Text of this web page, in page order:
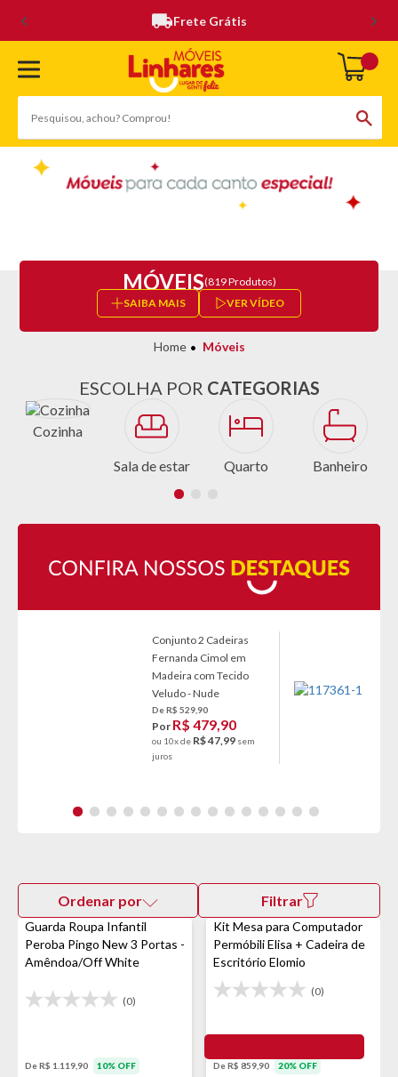
Frete Grátis
MÓVEIS(819 Produtos)
SAIBA MAIS
VER VÍDEO
Móveis
ESCOLHA POR CATEGORIAS
Cozinha
Sala de estar Quarto Banheiro
Conjunto 2 Cadeiras
Fernanda Cimol em
Madeira com Tecido
Veludo - Nude
De R$ 529,90
Por R$ 479,90
ou 10x de R$ 47,99 sem
juros
Ordenar por Filtrar
Guarda Roupa Infantil
Peroba Pingo New 3 Portas -
Amêndoa/Off White
(0)
De R$ 1.119,90 10% OFF
Kit Mesa para Computador
Permóbili Elisa + Cadeira de
Escritório Elomio
(0)
De R$ 859,90 20% OFF